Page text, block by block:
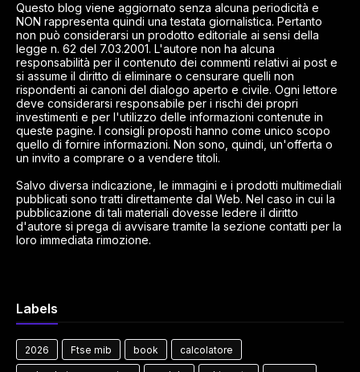
Questo blog viene aggiornato senza alcuna periodicità e
NON rappresenta quindi una testata giornalistica. Pertanto
non può considerarsi un prodotto editoriale ai sensi della
legge n. 62 del 7.03.2001. L'autore non ha alcuna
responsabilità per il contenuto dei commenti relativi ai post e
si assume il diritto di eliminare o censurare quelli non
rispondenti ai canoni del dialogo aperto e civile. Ogni lettore
deve considerarsi responsabile per i rischi dei propri
investimenti e per l'utilizzo delle informazioni contenute in
queste pagine. I consigli proposti hanno come unico scopo
quello di fornire informazioni. Non sono, quindi, un'offerta o
un invito a comprare o a vendere titoli.
Salvo diversa indicazione, le immagini e i prodotti multimediali
pubblicati sono tratti direttamente dal Web. Nel caso in cui la
pubblicazione di tali materiali dovesse ledere il diritto
d'autore si prega di avvisare tramite la sezione contatti per la
loro immediata rimozione.
Labels
2026 Ftse mib book calcolatore